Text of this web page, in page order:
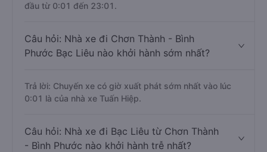
đầu từ 0:01 đến 23:01.
Câu hỏi: Nhà xe đi Chơn Thành - Bình
Phước Bạc Liêu nào khởi hành sớm nhất?
Trả lời: Chuyến xe có giờ xuất phát sớm nhất vào lúc
0:01 là của nhà xe Tuấn Hiệp.
Câu hỏi: Nhà xe đi Bạc Liêu từ Chơn Thành
- Bình Phước nào khởi hành trễ nhất?